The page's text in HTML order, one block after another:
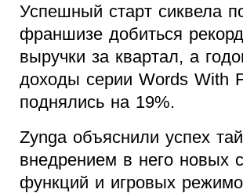
Успешный старт сиквела
франшизе добиться
выручки за квартал, а
доходы серии Words With
поднялись на 19%.
Zynga объяснили успех
внедрением в него новых
функций и игровых